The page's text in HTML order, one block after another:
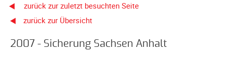
Prominente
zurück zur zuletzt besuchten Seite
zurück zur Übersicht
2007 - Sicherung Sachsen Anhalt